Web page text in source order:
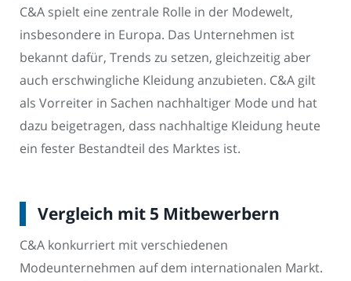
C&A spielt eine zentrale Rolle in der Modewelt,
insbesondere in Europa. Das Unternehmen ist
bekannt dafür, Trends zu setzen, gleichzeitig aber
auch erschwingliche Kleidung anzubieten. C&A gilt
als Vorreiter in Sachen nachhaltiger Mode und hat
dazu beigetragen, dass nachhaltige Kleidung heute
ein fester Bestandteil des Marktes ist.
Vergleich mit 5 Mitbewerbern
C&A konkurriert mit verschiedenen
Modeunternehmen auf dem internationalen Markt.